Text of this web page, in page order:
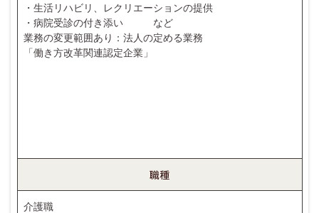
・生活リハビリ、レクリエーションの提供
・病院受診の付き添い など
業務の変更範囲あり：法人の定める業務
「働き方改革関連認定企業」
職種
介護職